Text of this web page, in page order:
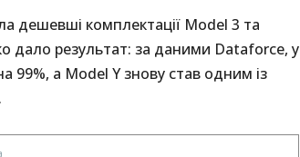
дешевші комплектації Model 3 та
дало результат: за даними Dataforce, у
99%, а Model Y знову став одним із